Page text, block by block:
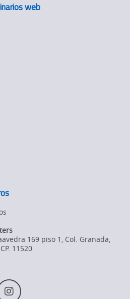
web
169 piso 1, Col. Granada,
CP. 11520
I